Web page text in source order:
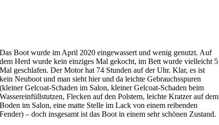
Das Boot wurde im April 2020 eingewassert und wenig genutzt. Auf
dem Herd wurde kein einziges Mal gekocht, im Bett wurde vielleicht 5
Mal geschlafen. Der Motor hat 74 Stunden auf der Uhr. Klar, es ist
kein Neuboot und man sieht hier und da leichte Gebrauchsspuren
(kleiner Gelcoat-Schaden im Salon, kleiner Gelcoat-Schaden beim
Wassereinfüllstutzen, Flecken auf den Polstern, leichte Kratzer auf dem
Boden im Salon, eine matte Stelle im Lack von einem reibenden
Fender) – doch insgesamt ist das Boot in einem sehr schönen Zustand.